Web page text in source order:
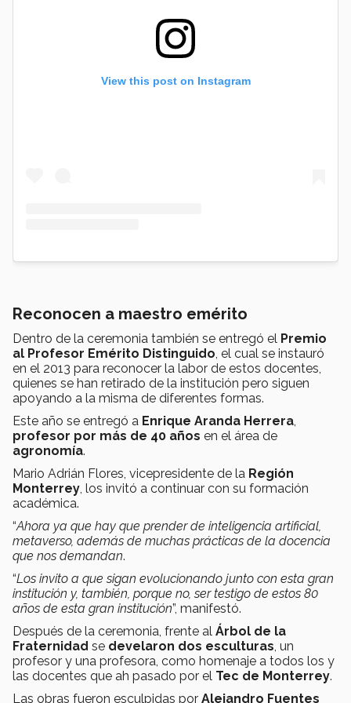
View this post on Instagram
Reconocen a maestro emérito
Dentro de la ceremonia también se entregó el Premio
al Profesor Emérito Distinguido , el cual se instauró
en el 2013 para reconocer la labor de estos docentes,
quienes se han retirado de la institución pero siguen
apoyando a la misma de diferentes formas.
Este año se entregó a Enrique Aranda Herrera
profesor por más de 40 años en el área de
agronomía.
Mario Adrián Flores, vicepresidente de la Región
Monterrey , los invitó a continuar con su formación
académica.
“Ahora ya que hay que prender de inteligencia artificial,
metaverso, además de muchas prácticas de la docencia
que nos demandan.
“Los invito a que sigan evolucionando junto con esta gran
institución y, también, porque no, ser testigo de estos 80
años de esta gran institución”, manifestó.
Después de la ceremonia, frente al Árbol de la
Fraternidad se develaron dos esculturas , un
profesor y una profesora, como homenaje a todos los y
las docentes que ah pasado por el Tec de Monterrey.
Las obras fueron esculpidas por Alejandro Fuentes